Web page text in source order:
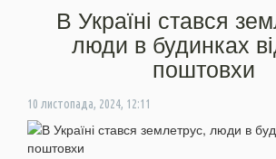
В Україні стався
люди в будинках
поштовхи
10 листопада, 2024, 12:11